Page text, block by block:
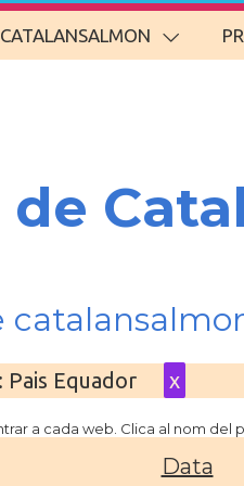
CATALANSALMON
de
Pais Equador x
a cada web. Clica al nom
Data